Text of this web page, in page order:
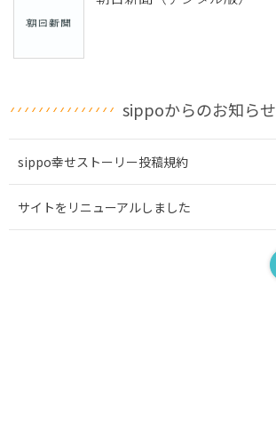
sippoからのお知らせ
sippo幸せストーリー投稿規約
サイトをリニューアルしました